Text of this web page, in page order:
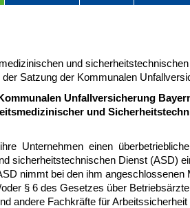
und
Satzung der Kommunalen
Unfallversicherung
und
Unternehmen einen
sicherheitstechnischen Dienst (ASD)
nimmt bei den ihm angeschlossenen
§ 6 des Gesetzes über
andere Fachkräfte für